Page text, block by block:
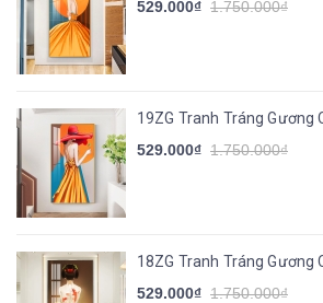
529.000₫ 1.750.000₫
19ZG Tranh Tráng Gương
529.000₫ 1.750.000₫
18ZG Tranh Tráng Gương
529.000₫ 1.750.000₫